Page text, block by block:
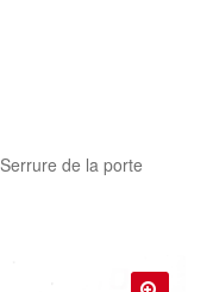
Serrure de la porte